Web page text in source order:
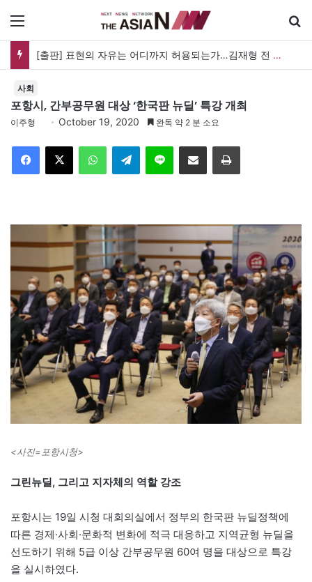
[출판] 표현의 자유는 어디까지 허용되는가…김재형 전 대법관 ‘언론과 인격권’
사회
포항시, 간부공무원 대상 ‘한국판 뉴딜’ 특강 개최
이주형 October 19, 2020 완독 약 2 분 소요
Telegram 이메일
<사진=포항시청>
그린뉴딜, 그리고 지자체의 역할 강조
포항시는 19일 시청 대회의실에서 정부의 한국판 뉴딜정책에
따른 경제·사회·문화적 변화에 적극 대응하고 지역균형 뉴딜을
선도하기 위해 5급 이상 간부공무원 60여 명을 대상으로 특강
을 실시하였다.